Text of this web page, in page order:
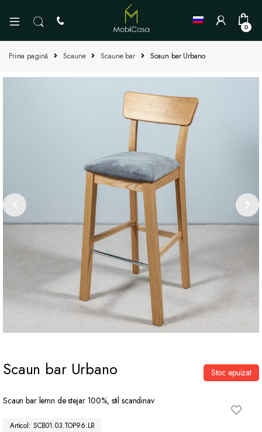
0
Prima pagină Scaune Scaune bar Scaun bar Urbano
Scaun bar Urbano
Scaun bar lemn de stejar 100%, stil scandinav
Articol: SCB01.03.TOP96.LR
Stoc epuizat